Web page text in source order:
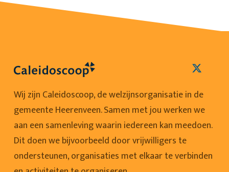
Wij zijn Caleidoscoop, de welzijnsorganisatie in de
gemeente Heerenveen. Samen met jou werken we
aan een samenleving waarin iedereen kan meedoen.
Dit doen we bijvoorbeeld door vrijwilligers te
ondersteunen, organisaties met elkaar te verbinden